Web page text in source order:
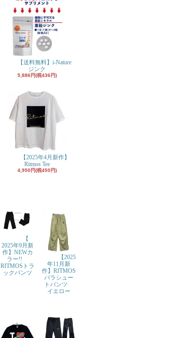
【送料無料】i-Nature
ジンク
5,886円(税436円)
【2025年4月新作】
Ritmos Tee
4,950円(税450円)
【
2025年9月新
作】NEWカ
ラー!!
RITMOSトラ
ックパンツ
【2025
年11月新
作】RITMOS
パラシュー
トパンツ
イエロー